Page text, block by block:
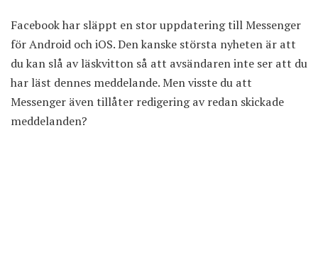
Facebook har släppt en stor uppdatering till Messenger
för Android och iOS. Den kanske största nyheten är att
du kan slå av läskvitton så att avsändaren inte ser att du
har läst dennes meddelande. Men visste du att
Messenger även tillåter redigering av redan skickade
meddelanden?